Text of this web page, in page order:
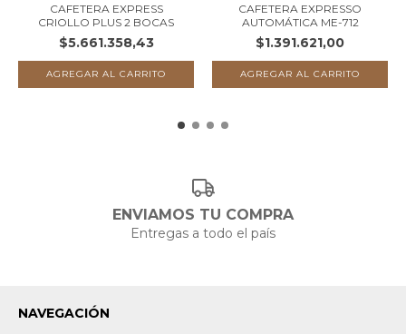
CAFETERA EXPRESS
CRIOLLO PLUS 2 BOCAS
$5.661.358,43
CAFETERA EXPRESSO
AUTOMÁTICA ME-712
$1.391.621,00
ENVIAMOS TU COMPRA
Entregas a todo el país
NAVEGACIÓN